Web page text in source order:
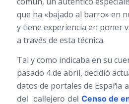
que ha «bajado al barro» en
y tiene experiencia en poner
a través de esta técnica.
Tal y como indicaba en su
pasado 4 de abril, decidió
datos de portales de España
del callejero del Censo de